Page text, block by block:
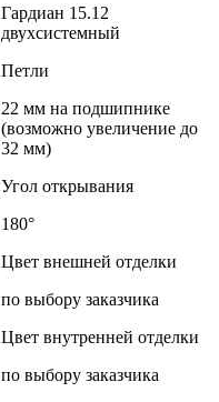
Гардиан 15.12
двухсистемный
Петли
22 мм на подшипнике
(возможно увеличение до
32 мм)
Угол открывания
180°
Цвет внешней отделки
по выбору заказчика
Цвет внутренней отделки
по выбору заказчика